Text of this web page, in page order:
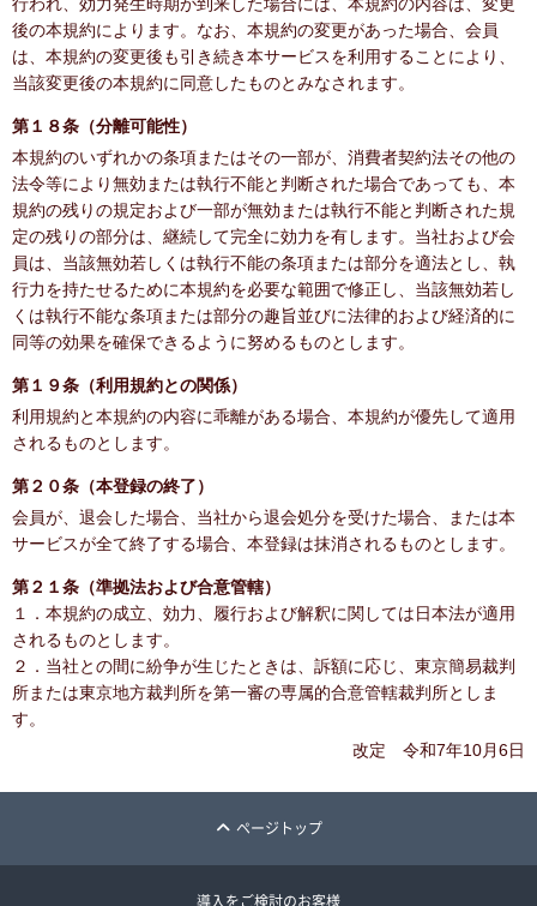
後の本規約によります。なお、本規約の変更があった場合、会員
は、本規約の変更後も引き続き本サービスを利用することにより、
当該変更後の本規約に同意したものとみなされます。
第１８条（分離可能性）
本規約のいずれかの条項またはその一部が、消費者契約法その他の
法令等により無効または執行不能と判断された場合であっても、本
規約の残りの規定および一部が無効または執行不能と判断された規
定の残りの部分は、継続して完全に効力を有します。当社および会
員は、当該無効若しくは執行不能の条項または部分を適法とし、執
行力を持たせるために本規約を必要な範囲で修正し、当該無効若し
くは執行不能な条項または部分の趣旨並びに法律的および経済的に
同等の効果を確保できるように努めるものとします。
第１９条（利用規約との関係）
利用規約と本規約の内容に乖離がある場合、本規約が優先して適用
されるものとします。
第２０条（本登録の終了）
会員が、退会した場合、当社から退会処分を受けた場合、または本
サービスが全て終了する場合、本登録は抹消されるものとします。
第２１条（準拠法および合意管轄）
１．本規約の成立、効力、履行および解釈に関しては日本法が適用
されるものとします。
２．当社との間に紛争が生じたときは、訴額に応じ、東京簡易裁判
所または東京地方裁判所を第一審の専属的合意管轄裁判所としま
す。
改定 令和7年10月6日
ページトップ
導入をご検討のお客様